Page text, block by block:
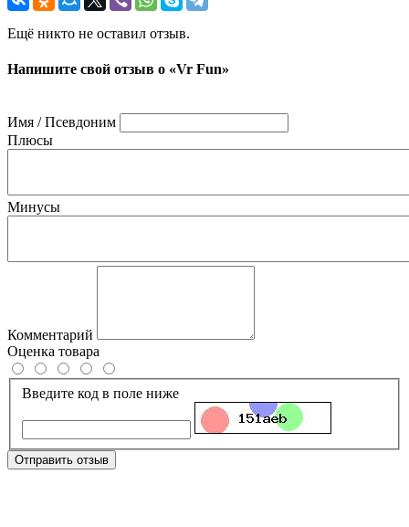
Ещё никто не оставил отзыв.
Напишите свой отзыв о «Vr Fun»
Имя / Псевдоним
Плюсы
Минусы
Комментарий
Оценка товара
Введите код в поле ниже
Отправить отзыв